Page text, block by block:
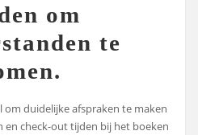
om
te
om duidelijke afspraken te maken
en check-out tijden bij het boeken